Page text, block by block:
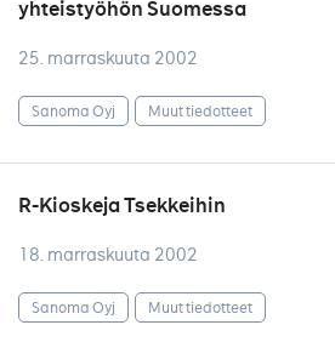
yhteistyöhön Suomessa
25. marraskuuta 2002
Sanoma Oyj Muut tiedotteet
R-Kioskeja Tsekkeihin
18. marraskuuta 2002
Sanoma Oyj Muut tiedotteet